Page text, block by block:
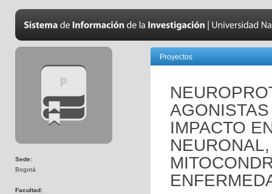
Sede:
Bogotá
Facultad:
Proyectos
IMPACTO